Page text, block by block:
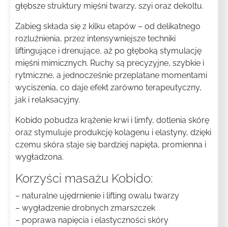
głębsze struktury mięśni twarzy, szyi oraz dekoltu.
Zabieg składa się z kilku etapów – od delikatnego
rozluźnienia, przez intensywniejsze techniki
liftingujące i drenujące, aż po głęboką stymulację
mięśni mimicznych. Ruchy są precyzyjne, szybkie i
rytmiczne, a jednocześnie przeplatane momentami
wyciszenia, co daje efekt zarówno terapeutyczny,
jak i relaksacyjny.
Kobido pobudza krążenie krwi i limfy, dotlenia skórę
oraz stymuluje produkcję kolagenu i elastyny, dzięki
czemu skóra staje się bardziej napięta, promienna i
wygładzona.
Korzyści masażu Kobido:
– naturalne ujędrnienie i lifting owalu twarzy
– wygładzenie drobnych zmarszczek
– poprawa napięcia i elastyczności skóry